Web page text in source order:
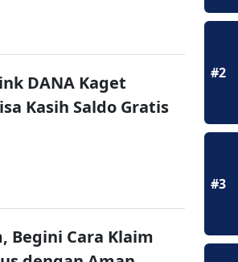
DANA Kaget
Kasih Saldo Gratis
Begini Cara Klaim
#2
#3